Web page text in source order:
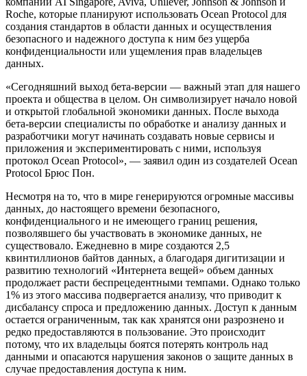
Roche, которые планируют использовать Ocean Protocol для
создания стандартов в области данных и осуществления
безопасного и надежного доступа к ним без ущерба
конфиденциальности или ущемления прав владельцев
данных.
«Сегодняшний выход бета-версии — важный этап для нашего
проекта и общества в целом. Он символизирует начало новой
и открытой глобальной экономики данных. После выхода
бета-версии специалисты по обработке и анализу данных и
разработчики могут начинать создавать новые сервисы и
приложения и экспериментировать с ними, используя
протокол Ocean Protocol», — заявил один из создателей Ocean
Protocol Брюс Пон.
Несмотря на то, что в мире генерируются огромные массивы
данных, до настоящего времени безопасного,
конфиденциального и не имеющего границ решения,
позволявшего бы участвовать в экономике данных, не
существовало. Ежедневно в мире создаются 2,5
квинтиллионов байтов данных, а благодаря дигитизации и
развитию технологий «Интернета вещей» объем данных
продолжает расти беспрецедентными темпами. Однако только
1% из этого массива подвергается анализу, что приводит к
дисбалансу спроса и предложению данных. Доступ к данным
остается ограниченным, так как хранятся они разрознено и
редко предоставляются в пользование. Это происходит
потому, что их владельцы боятся потерять контроль над
данными и опасаются нарушения законов о защите данных в
случае предоставления доступа к ним.